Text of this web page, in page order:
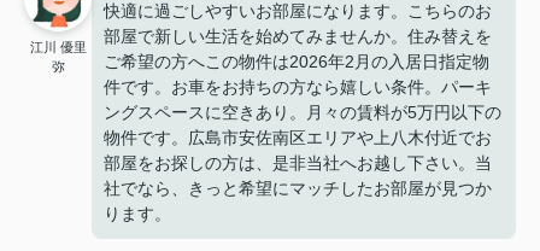
江川 優里
弥
快適に過ごしやすいお部屋になります。こちらのお
部屋で新しい生活を始めてみませんか。住み替えを
ご希望の方へこの物件は2026年2月の入居日指定物
件です。お車をお持ちの方なら嬉しい条件。パーキ
ングスペースに空きあり。月々の賃料が5万円以下の
物件です。広島市安佐南区エリアや上八木付近でお
部屋をお探しの方は、是非当社へお越し下さい。当
社でなら、きっと希望にマッチしたお部屋が見つか
ります。